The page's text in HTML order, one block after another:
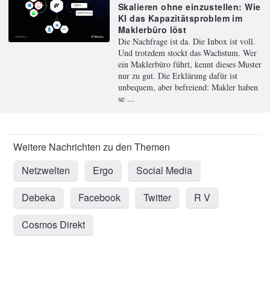
Skalieren ohne einzustellen: Wie
KI das Kapazitätsproblem im
Maklerbüro löst
Die Nachfrage ist da. Die Inbox ist voll.
Und trotzdem stockt das Wachstum. Wer
ein Maklerbüro führt, kennt dieses Muster
nur zu gut. Die Erklärung dafür ist
unbequem, aber befreiend: Makler haben
se ...
Netzwelten Ergo
Social Media
Debeka
Facebook Twitter
R V
Cosmos Direkt